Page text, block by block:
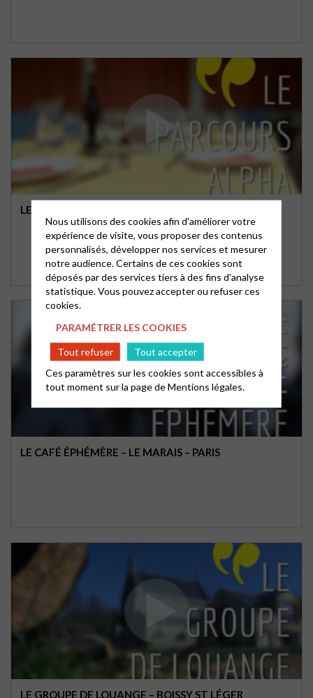
LE PARCOURS ALPHA – NANTES
LE CAFÉ ÉPHÉMÈRE – LE MARAIS – PARIS
LE GROUPE DE LOUANGE – BOISSY ST LÉGER
Nous utilisons des cookies afin d'améliorer votre
expérience de visite, vous proposer des contenus
personnalisés, développer nos services et mesurer
notre audience. Certains de ces cookies sont
déposés par des services tiers à des fins d'analyse
statistique. Vous pouvez accepter ou refuser ces
cookies.
PARAMÉTRER LES COOKIES
Tout refuser
Tout accepter
Ces paramètres sur les cookies sont accessibles à
tout moment sur la page deMentions légales.